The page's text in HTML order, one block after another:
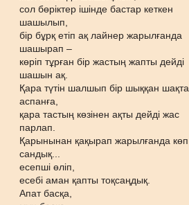
сол бөріктер ішінде бастар кеткен
шашылып,
бір бұрқ етіп ақ лайнер жарылғанда
шашырап –
көріп тұрған бір жастың жапты дейді
шашын ақ.
Қара түтін шалшып бір шыққан шақта
аспанға,
қара тастың көзінен ақты дейді жас
парлап.
Қарынынан қақырап жарылғанда көп
сандық...
есепші өліп,
есебі аман қапты тоқсаңдық.
Апат басқа,